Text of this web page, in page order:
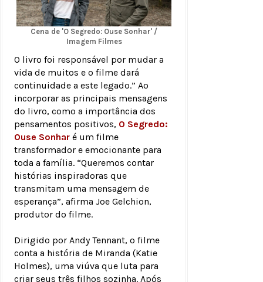
Cena de 'O Segredo: Ouse Sonhar' /
Imagem Filmes
O livro foi responsável por mudar a
vida de muitos e o filme dará
continuidade a este legado.” Ao
incorporar as principais mensagens
do livro, como a importância dos
pensamentos positivos, O Segredo:
Ouse Sonhar é um filme
transformador e emocionante para
toda a família. “Queremos contar
histórias inspiradoras que
transmitam uma mensagem de
esperança”, afirma Joe Gelchion,
produtor do filme.
Dirigido por Andy Tennant, o filme
conta a história de Miranda (Katie
Holmes), uma viúva que luta para
criar seus três filhos sozinha. Após